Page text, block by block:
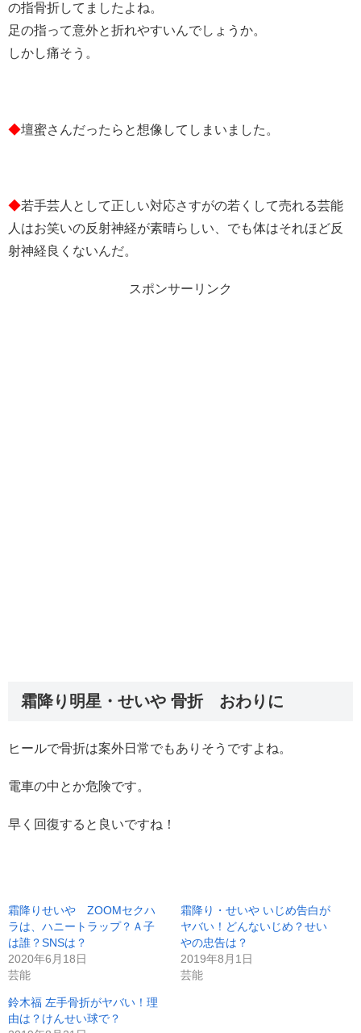
の指骨折してましたよね。
足の指って意外と折れやすいんでしょうか。
しかし痛そう。
◆壇蜜さんだったらと想像してしまいました。
◆若手芸人として正しい対応さすがの若くして売れる芸能
人はお笑いの反射神経が素晴らしい、でも体はそれほど反
射神経良くないんだ。
スポンサーリンク
霜降り明星・せいや 骨折 おわりに
ヒールで骨折は案外日常でもありそうですよね。
電車の中とか危険です。
早く回復すると良いですね！
霜降りせいや ZOOMセクハ
ラは、ハニートラップ？Ａ子
は誰？SNSは？
2020年6月18日
芸能
霜降り・せいや いじめ告白が
ヤバい！どんないじめ？せい
やの忠告は？
2019年8月1日
芸能
鈴木福 左手骨折がヤバい！理
由は？けんせい球で？